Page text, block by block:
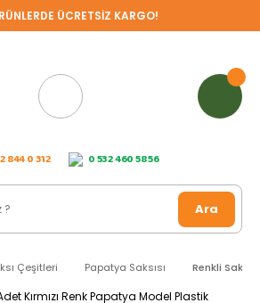
ÜCRETSİZ KARGO!
844 0 312 0 532 460 58 56
Ara
Çeşitleri Papatya Saksısı Renkli Saksı